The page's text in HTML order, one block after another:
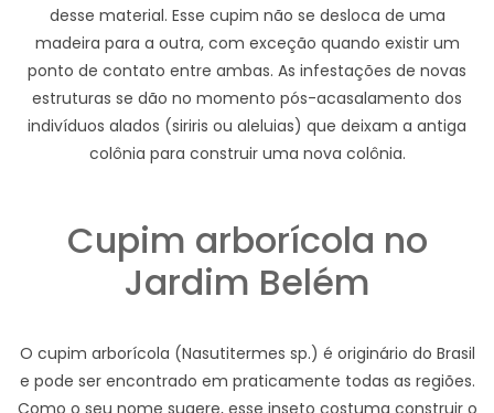
desse material. Esse cupim não se desloca de uma
madeira para a outra, com exceção quando existir um
ponto de contato entre ambas. As infestações de novas
estruturas se dão no momento pós-acasalamento dos
indivíduos alados (siriris ou aleluias) que deixam a antiga
colônia para construir uma nova colônia.
Cupim arborícola no
Jardim Belém
O cupim arborícola (Nasutitermes sp.) é originário do Brasil
e pode ser encontrado em praticamente todas as regiões.
Como o seu nome sugere, esse inseto costuma construir o